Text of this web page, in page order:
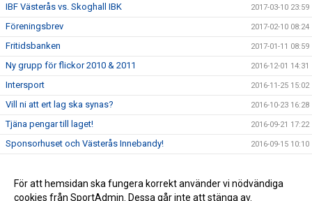
IBF Västerås vs. Skoghall IBK 2017-03-10 23:59
Föreningsbrev 2017-02-10 08:24
Fritidsbanken 2017-01-11 08:59
Ny grupp för flickor 2010 & 2011 2016-12-01 14:31
Intersport 2016-11-25 15:02
Vill ni att ert lag ska synas? 2016-10-23 16:28
Tjäna pengar till laget! 2016-09-21 17:22
Sponsorhuset och Västerås Innebandy! 2016-09-15 10:10
Låt ditt företag synas med Västerås Innebandy 2016-09-01 08:40
För att hemsidan ska fungera korrekt använder vi nödvändiga
cookies från SportAdmin. Dessa går inte att stänga av.